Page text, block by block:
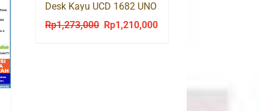
Desk Kayu UCD 1682 UNO
Rp1,273,000
Original
Rp1,210,000Current